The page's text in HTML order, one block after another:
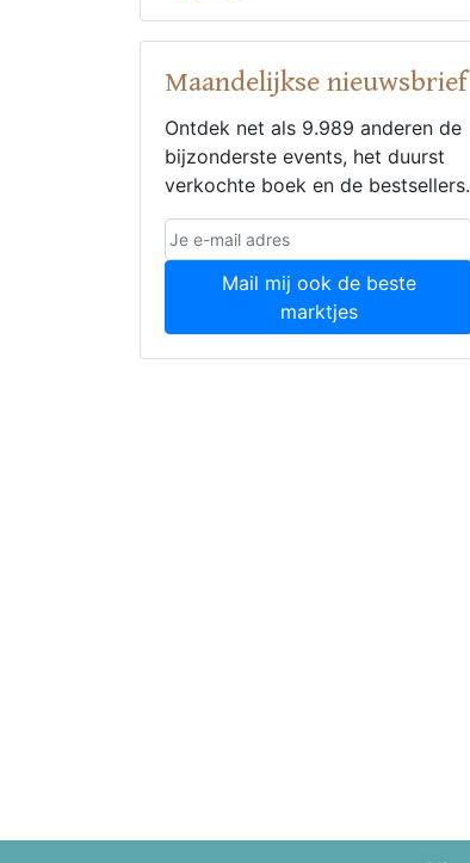
Maandelijkse nieuwsbrief
Ontdek net als 9.989 anderen de
bijzonderste events, het duurst
verkochte boek en de bestsellers.
Mail mij ook de beste
marktjes